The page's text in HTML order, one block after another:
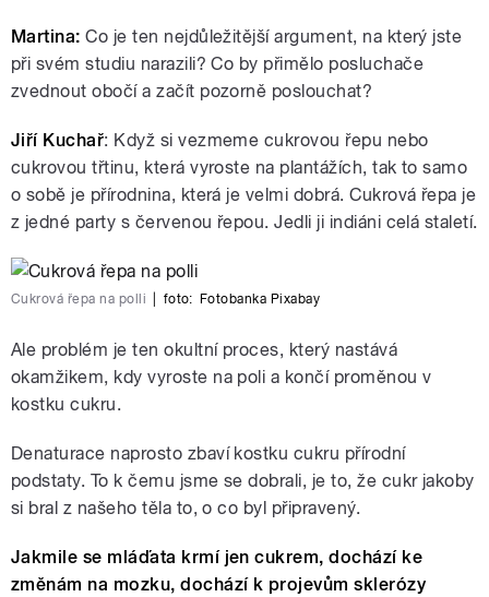
Martina: Co je ten nejdůležitější argument, na který jste
při svém studiu narazili? Co by přimělo posluchače
zvednout obočí a začít pozorně poslouchat?
Jiří Kuchař: Když si vezmeme cukrovou řepu nebo
cukrovou třtinu, která vyroste na plantážích, tak to samo
o sobě je přírodnina, která je velmi dobrá. Cukrová řepa je
z jedné party s červenou řepou. Jedli ji indiáni celá staletí.
Cukrová řepa na polli foto: Fotobanka Pixabay
Ale problém je ten okultní proces, který nastává
okamžikem, kdy vyroste na poli a končí proměnou v
kostku cukru.
Denaturace naprosto zbaví kostku cukru přírodní
podstaty. To k čemu jsme se dobrali, je to, že cukr jakoby
si bral z našeho těla to, o co byl připravený.
Jakmile se mláďata krmí jen cukrem, dochází ke
změnám na mozku, dochází k projevům sklerózy